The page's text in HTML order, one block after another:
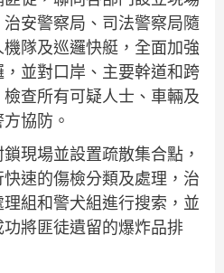
安警察局、司法警察局隨
隊及巡邏快艇，全面加強
並對口岸、主要幹道和跨
查所有可疑人士、車輛及
協防。
現場並設置疏散集合點，
速的傷檢分類及處理，治
組和警犬組進行搜索，並
將匪徒遺留的爆炸品排